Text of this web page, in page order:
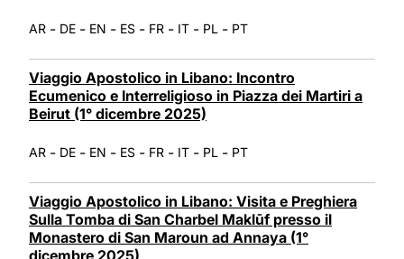
AR - DE - EN - ES - FR - IT - PL - PT
Viaggio Apostolico in Libano: Incontro
Ecumenico e Interreligioso in Piazza dei Martiri a
Beirut (1° dicembre 2025)
AR - DE - EN - ES - FR - IT - PL - PT
Viaggio Apostolico in Libano: Visita e Preghiera
Sulla Tomba di San Charbel Maklūf presso il
Monastero di San Maroun ad Annaya (1°
dicembre 2025)